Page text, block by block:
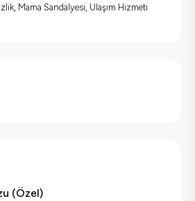
Mama Sandalyesi, Ulaşım Hizmeti
(Özel)